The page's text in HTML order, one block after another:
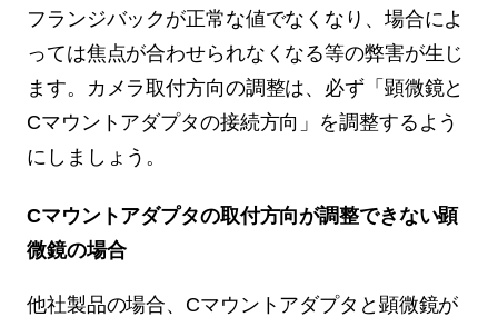
フランジバックが正常な値でなくなり、場合によ
っては焦点が合わせられなくなる等の弊害が生じ
ます。カメラ取付方向の調整は、必ず「顕微鏡と
Cマウントアダプタの接続方向」を調整するよう
にしましょう。
Cマウントアダプタの取付方向が調整できない顕
微鏡の場合
他社製品の場合、Cマウントアダプタと顕微鏡が